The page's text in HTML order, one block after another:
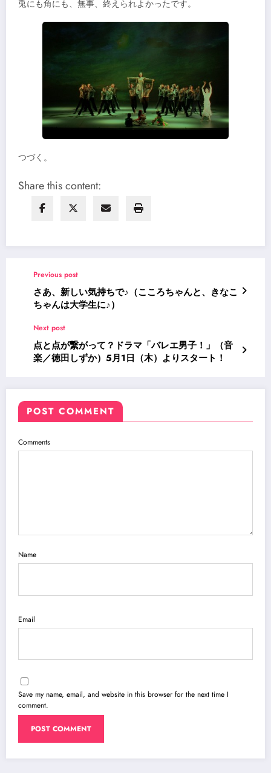
兎にも角にも、無事、終えられよかったです。
つづく。
Share this content:
Previous post
さあ、新しい気持ちで♪（こころちゃんと、きなこ
ちゃんは大学生に♪）
Next post
点と点が繋がって？ドラマ「バレエ男子！」（音
楽／徳田しずか）5月1日（木）よりスタート！
POST COMMENT
Comments
Name
Email
Save my name, email, and website in this browser for the next time I
comment.